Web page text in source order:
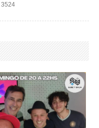
3524